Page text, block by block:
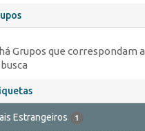
Grupos que correspondam a
Estrangeiros 1